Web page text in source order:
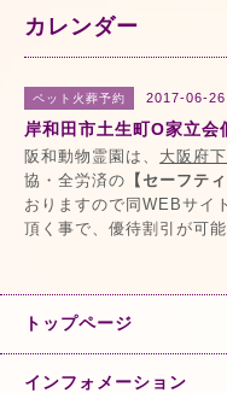
カレンダー
ペット火葬予約 2017-06-
岸和田市土生町O家立会
阪和動物霊園は、 大阪府
協・全労済の 【セーフテ
おりますので同WEBサイ
頂く事で、優待割引が可能
トップページ
インフォメーション